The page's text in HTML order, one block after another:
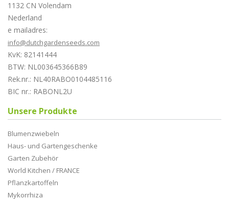
1132 CN Volendam
Nederland
e mailadres:
info@dutchgardenseeds.com
KvK: 82141444
BTW: NL003645366B89
Rek.nr.: NL40RABO0104485116
BIC nr.: RABONL2U
Unsere Produkte
Blumenzwiebeln
Haus- und Gartengeschenke
Garten Zubehör
World Kitchen / FRANCE
Pflanzkartoffeln
Mykorrhiza